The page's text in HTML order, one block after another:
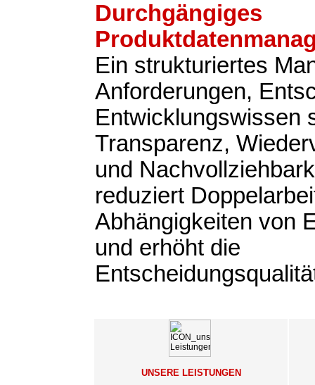
Durchgängiges
Ein strukturiertes
Anforderungen,
Entwicklungswissen
Transparenz,
und
reduziert
Abhängigkeiten von
und erhöht die
UNSERE LEISTUNGEN